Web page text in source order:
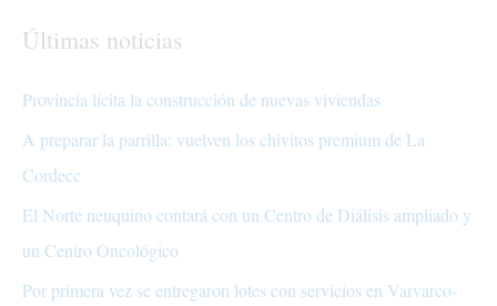
Últimas noticias
Provincia licita la construcción de nuevas viviendas
A preparar la parrilla: vuelven los chivitos premium de La
Cordecc
El Norte neuquino contará con un Centro de Diálisis ampliado y
un Centro Oncológico
Por primera vez se entregaron lotes con servicios en Varvarco-